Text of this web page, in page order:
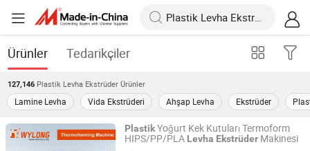
Ürünler Tedarikçiler
127,146 Plastik Levha Ekstrüder Ürünler
Lamine Levha Vida Ekstrüderi Ahşap Levha Ekstrüder
PlastikYoğurt Kek Kutuları Termoform
HIPS/PP/PLA Levha Ekstrüder Makinesi
Zhejiang Wylong Machinery Co., Ltd.